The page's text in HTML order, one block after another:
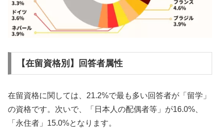
【在留資格別】回答者属性
在留資格に関しては、21.2%で最も多い回答者が「留学」
の資格です。次いで、「日本人の配偶者等」が16.0%、
「永住者」15.0%となります。